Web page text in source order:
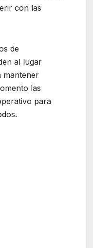
con las
de
al lugar
mantener
las
para